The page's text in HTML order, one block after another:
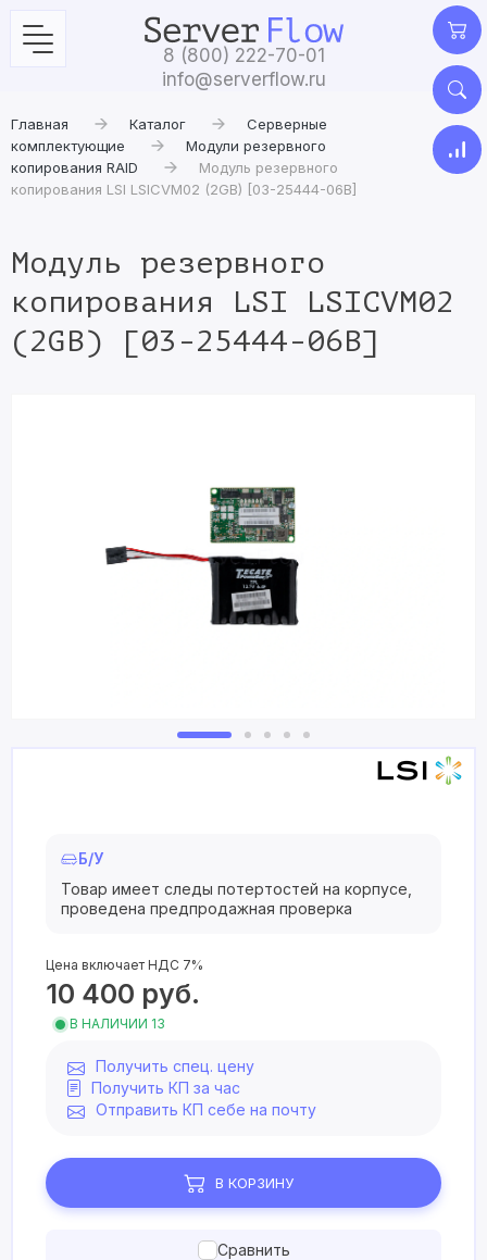
8 (800) 222-70-01
info@serverflow.ru
Главная Каталог
Серверные
комплектующие
Модули резервного
копирования RAID
Модуль резервного
копирования LSI LSICVM02 (2GB) [03-25444-06B]
Модуль резервного
копирования LSI LSICVM02
(2GB) [03-25444-06B]
Б/У
Товар имеет следы потертостей на корпусе,
проведена предпродажная проверка
Цена включает НДС 7%
10 400 руб.
В НАЛИЧИИ 13
Получить спец. цену
Получить КП за час
Отправить КП себе на почту
В КОРЗИНУ
Сравнить